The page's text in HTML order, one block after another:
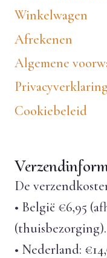
Winkelwagen
Afrekenen
Algemene
Privacyverklaring
Cookiebeleid
De
• België €6,95
(thuisbezorging).
• Nederland: